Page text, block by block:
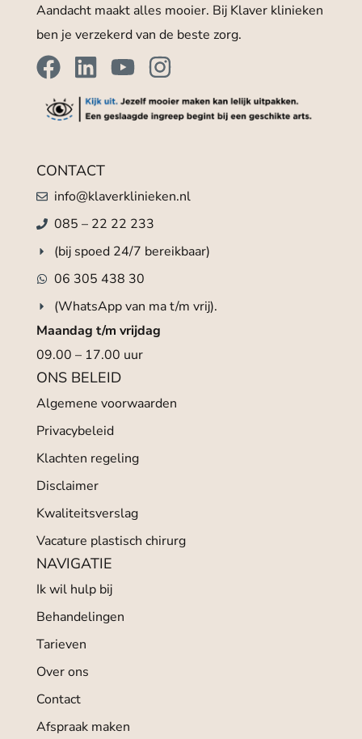
Aandacht maakt alles mooier. Bij Klaver klinieken
ben je verzekerd van de beste zorg.
CONTACT
info@klaverklinieken.nl
085 – 22 22 233
(bij spoed 24/7 bereikbaar)
06 305 438 30
(WhatsApp van ma t/m vrij).
Maandag t/m vrijdag
09.00 – 17.00 uur
ONS BELEID
Algemene voorwaarden
Privacybeleid
Klachten regeling
Disclaimer
Kwaliteitsverslag
Vacature plastisch chirurg
NAVIGATIE
Ik wil hulp bij
Behandelingen
Tarieven
Over ons
Contact
Afspraak maken